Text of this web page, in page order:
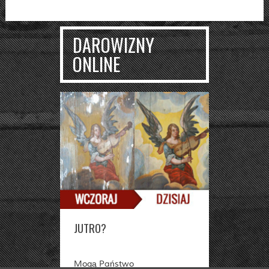
DAROWIZNY
ONLINE
JUTRO?
Mogą Państwo